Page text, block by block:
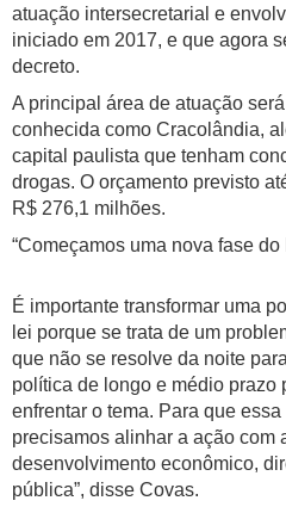
atuação intersecretarial e
iniciado em 2017, e que agora
decreto.
A principal área de atuação
conhecida como Cracolândia,
capital paulista que tenham
drogas. O orçamento previsto
R$ 276,1 milhões.
“Começamos uma nova fase
É importante transformar uma
lei porque se trata de um
que não se resolve da noite
política de longo e médio prazo
enfrentar o tema. Para que
precisamos alinhar a ação com
desenvolvimento econômico,
pública”, disse Covas.